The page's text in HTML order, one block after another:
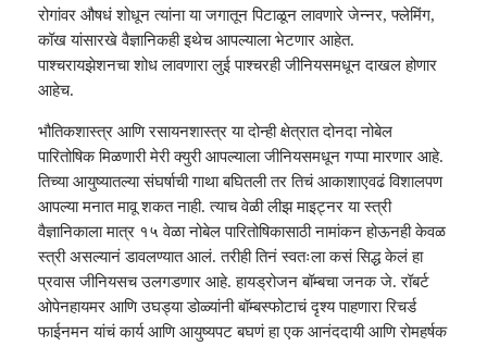
रोगांवर औषधं शोधून त्यांना या जगातून पिटाळून लावणारे जेन्नर, फ्लेमिंग,
कॉख यांसारखे वैज्ञानिकही इथेच आपल्याला भेटणार आहेत.
पाश्‍चरायझेशनचा शोध लावणारा लुई पाश्‍चरही जीनियसमधून दाखल होणार
आहेच.
भौतिकशास्त्र आणि रसायनशास्त्र या दोन्ही क्षेत्रात दोनदा नोबेल
पारितोषिक मिळणारी मेरी क्युरी आपल्याला जीनियसमधून गप्पा मारणार आहे.
तिच्या आयुष्यातल्या संघर्षाची गाथा बघितली तर तिचं आकाशाएवढं विशालपण
आपल्या मनात मावू शकत नाही. त्याच वेळी लीझ माइट्नर या स्त्री
वैज्ञानिकाला मात्र १५ वेळा नोबेल पारितोषिकासाठी नामांकन होऊनही केवळ
स्त्री असल्यानं डावलण्यात आलं. तरीही तिनं स्वतःला कसं सिद्ध केलं हा
प्रवास जीनियसच उलगडणार आहे. हायड्रोजन बॉम्बचा जनक जे. रॉबर्ट
ओपेनहायमर आणि उघड्या डोळ्यांनी बॉम्बस्फोटाचं दृश्य पाहणारा रिचर्ड
फाईनमन यांचं कार्य आणि आयुष्यपट बघणं हा एक आनंददायी आणि रोमहर्षक